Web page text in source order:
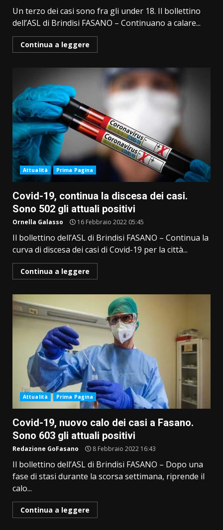
Un terzo dei casi sono fra gli under 18. Il bollettino
dell’ASL di Brindisi FASANO – Continuano a calare...
Continua a leggere
Attualità Prima Pagina
Covid-19, continua la discesa dei casi.
Sono 502 gli attuali positivi
Ornella Galasso 16 Febbraio 2022 05:45
Il bollettino dell’ASL di Brindisi FASANO – Continua la
curva di discesa dei casi di Covid-19 per la città...
Continua a leggere
Attualità Prima Pagina
Covid-19, nuovo calo dei casi a Fasano.
Sono 603 gli attuali positivi
Redazione GoFasano 8 Febbraio 2022 16:43
Il bollettino dell’ASL di Brindisi FASANO – Dopo una
fase di stasi durante la scorsa settimana, riprende il
calo...
Continua a leggere